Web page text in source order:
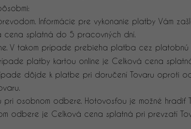
Informácie pre vykonanie platby Vám
cena splatná do 5 pracovných dní.
V takom prípade prebieha platba cez platobnú
platby kartou online je Celková cena
dôjde k platbe pri doručení Tovaru oproti
pri osobnom odbere. Hotovosťou je možné
odbere je Celková cena splatná pri prevzatí